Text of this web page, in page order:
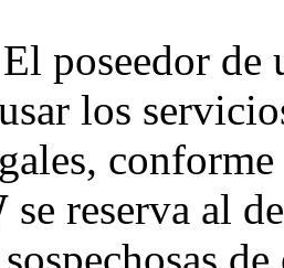
El poseedor de
los
se reserva al